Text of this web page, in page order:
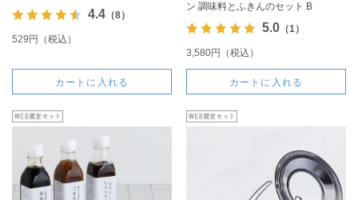
4.4（8）
529円（税込）
カートに入れる
ン 調味料とふきんのセット B
5.0（1）
3,580円（税込）
カートに入れる